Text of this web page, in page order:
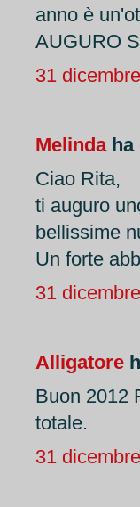
anno è
AUGURO
31
Melindaha
Ciao Rita,
ti auguro
bellissime
Un forte
31
Alligatore
Buon 2012
totale.
31